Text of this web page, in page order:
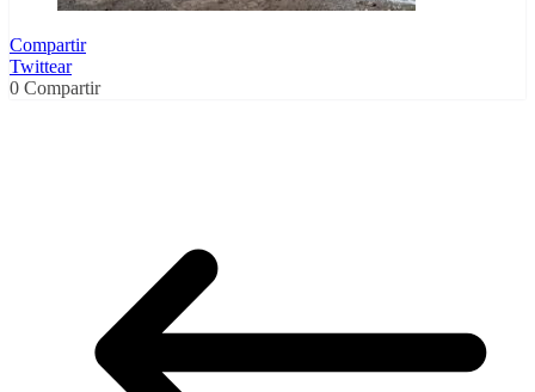
Compartir
Twittear
0 Compartir